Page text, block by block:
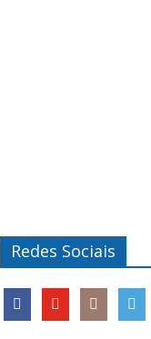
Redes Sociais